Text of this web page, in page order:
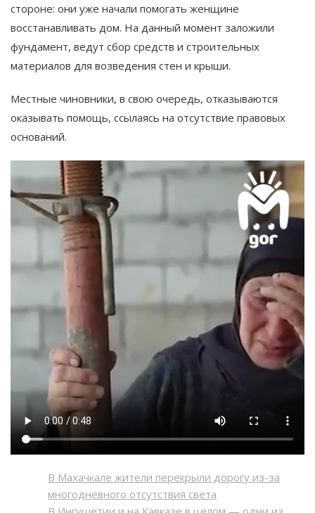
стороне: они уже начали помогать женщине
восстанавливать дом. На данный момент заложили
фундамент, ведут сбор средств и строительных
материалов для возведения стен и крыши.
Местные чиновники, в свою очередь, отказываются
оказывать помощь, ссылаясь на отсутствие правовых
оснований.
В Махачкале жители перекрыли дорогу из-за
многодневного отсутствия света